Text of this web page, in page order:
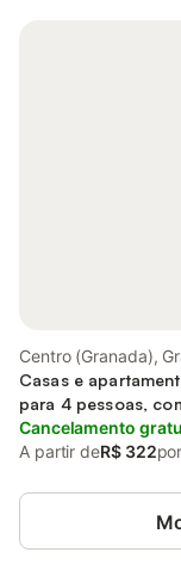
Centro (Granada),
Casas e
para 4 pessoas,
Cancelamento
A partir deR$ 322